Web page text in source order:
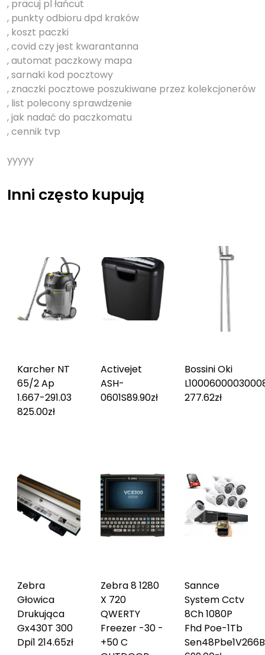
, pracuj pl łańcut
, punkty odbioru dpd kraków
, koszt paczki
, covid czy jest kwarantanna
, automat paczkowy mapa
, sarnaki kod pocztowy
, znaczki pocztowe poszukiwane przez kolekcjonerów
, list polecony sprawdzenie
, jak nadać do paczkomatu
, cennik tvp
yyyyy
Inni często kupują
Karcher NT
65/2 Ap
1.667-291.03
825.00zł
Activejet
ASH-
0601S89.90zł
Bossini Oki
277.62zł
Zebra
Głowica
Drukująca
Gx430T 300
Dpi1 214.65zł
Zebra 8 1280
X 720
QWERTY
Freezer -30 -
+50 C
Sannce
System Cctv
8Ch 1080P
Fhd Poe-1Tb